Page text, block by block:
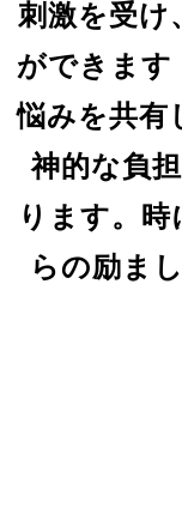
刺激を受け
ができます
悩みを共有
神的な負
ります。
らの励ま